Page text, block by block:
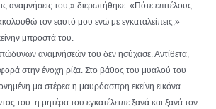
αναμνήσεις του;» διερωτήθηκε. «Πότε επιτέλους
τον εαυτό μου ενώ με εγκαταλείπεις;»
μπροστά του.
αναμνήσεών του δεν ησύχασε. Αντίθετα,
στην ένοχη ρίζα. Στο βάθος του μυαλού του
μα στέρεα η μαυρόασπρη εκείνη εικόνα
του: η μητέρα του εγκατέλειπε ξανά και ξανά τον